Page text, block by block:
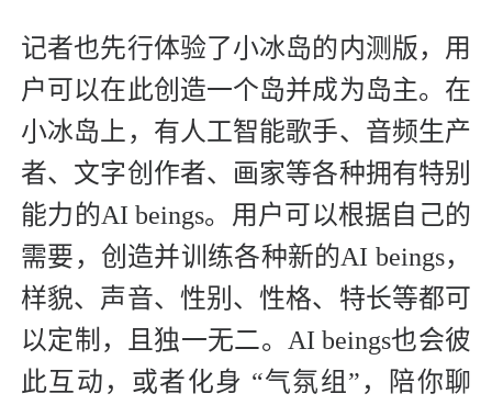
记者也先行体验了小冰岛的内测版，用
户可以在此创造一个岛并成为岛主。在
小冰岛上，有人工智能歌手、音频生产
者、文字创作者、画家等各种拥有特别
能力的AI beings。用户可以根据自己的
需要，创造并训练各种新的AI beings，
样貌、声音、性别、性格、特长等都可
以定制，且独一无二。AI beings也会彼
此互动，或者化身 “气氛组”，陪你聊